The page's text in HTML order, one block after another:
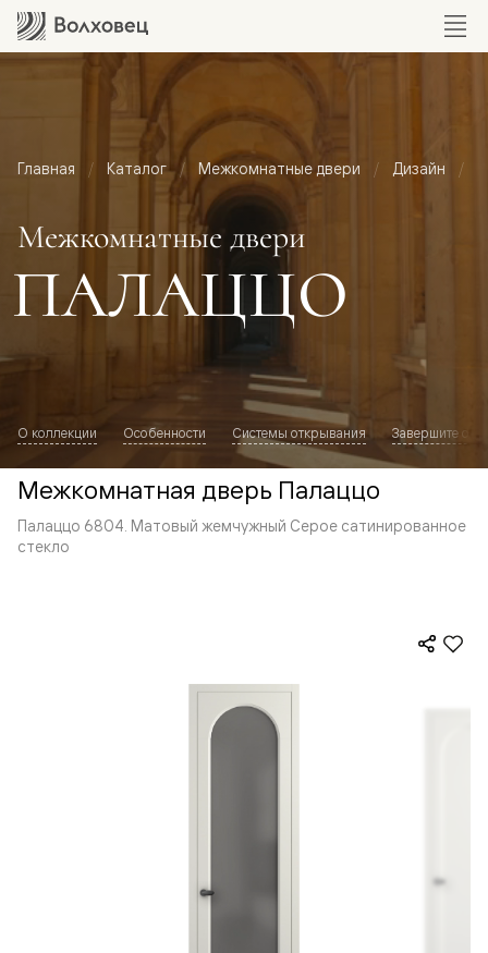
Главная Каталог Межкомнатные двери Дизайн
Межкомнатные двери
ПАЛАЦЦО
О коллекции Особенности Системы открывания Завершите
Межкомнатная дверь Палаццо
Палаццо 6804. Матовый жемчужный Серое сатинированное
стекло